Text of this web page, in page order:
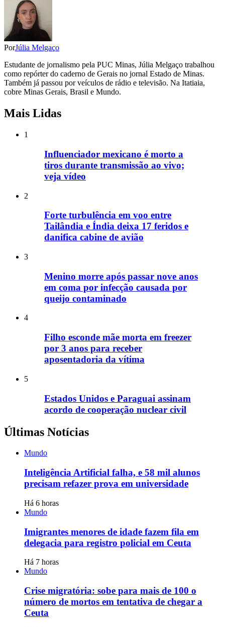
PorJúlia Melgaço
Estudante de jornalismo pela PUC Minas, Júlia Melgaço trabalhou
como repórter do caderno de Gerais no jornal Estado de Minas.
Também já passou por veículos de rádio e televisão. Na Itatiaia,
cobre Minas Gerais, Brasil e Mundo.
Mais Lidas
1
Influenciador mexicano é morto a
tiros durante transmissão ao vivo;
veja vídeo
2
Forte turbulência em voo entre
Tailândia e Índia deixa 17 feridos e
danifica cabine de avião
3
Menino morre após passar nove anos
em coma por infecção causada por
queijo contaminado
4
Filho esconde mãe morta em freezer
por 3 anos para receber
aposentadoria da vítima
5
Estados Unidos e Paraguai assinam
acordo de cooperação nuclear civil
Últimas Notícias
Mundo
Inteligência Artificial falha, e 58 mil alunos
precisam refazer prova em universidade
Há 6 horas
Mundo
Imigrantes menores de idade fazem fila em
delegacia para registro policial em Ceuta
Há 7 horas
Mundo
Crise migratória: sobe para mais de 100 o
número de mortos em tentativa de chegar a
Ceuta